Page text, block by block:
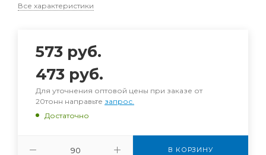
Все характеристики
573 руб.
473 руб.
Для уточнения оптовой цены при заказе от
20тонн направьте запрос.
Достаточно
В КОРЗИНУ